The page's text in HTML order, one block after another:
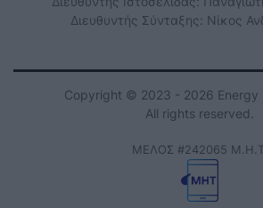
Διευθυντής Σύνταξης: Νίκος
Copyright © 2023 - 2026 Energy
All rights reserved.
ΜΕΛΟΣ #242065 Μ.Η.Τ.